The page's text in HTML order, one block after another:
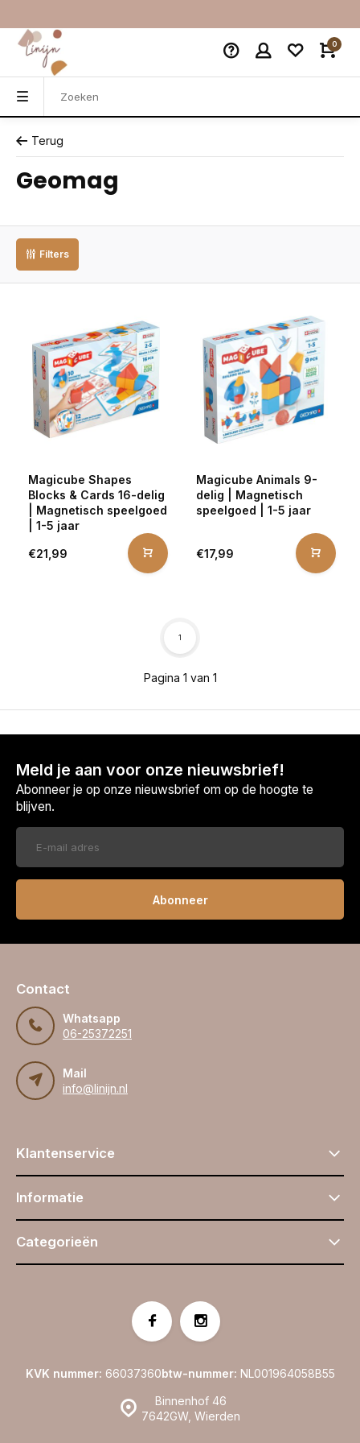
0
Terug
Geomag
Filters
Magicube Shapes
Blocks & Cards 16-delig
| Magnetisch speelgoed
| 1-5 jaar
€21,99
Magicube Animals 9-
delig | Magnetisch
speelgoed | 1-5 jaar
€17,99
Pagina 1 van 1
1
Meld je aan voor onze nieuwsbrief!
Abonneer je op onze nieuwsbrief om op de hoogte te
blijven.
Abonneer
Contact
Whatsapp
06-25372251
Mail
info@linijn.nl
Klantenservice
Informatie
Categorieën
Binnenhof 46
7642GW, Wierden
KVK nummer: 66037360btw-nummer: NL001964058B55